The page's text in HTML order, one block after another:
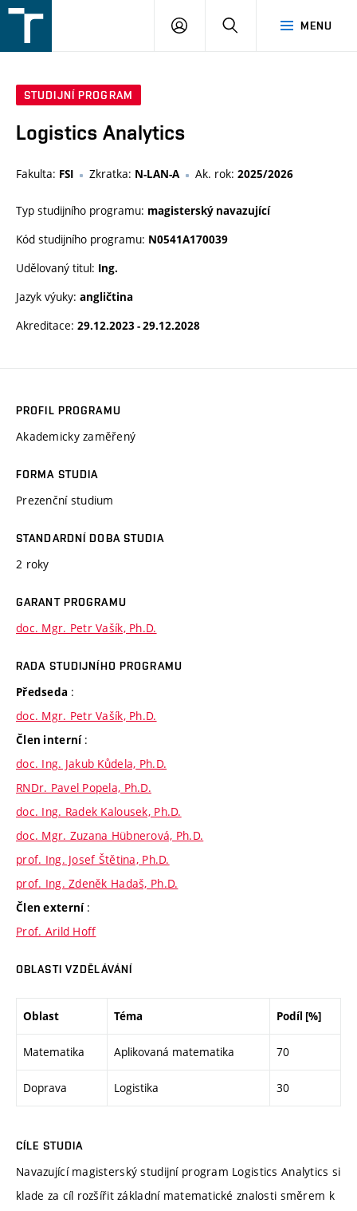
v
MENU
PŘIHLÁŠENÍ
STUDIJNÍ PROGRAM
Logistics Analytics
Fakulta: FSI Zkratka: N-LAN-A Ak. rok: 2025/2026
Typ studijního programu: magisterský navazující
Kód studijního programu: N0541A170039
Udělovaný titul: Ing.
Jazyk výuky: angličtina
Akreditace: 29.12.2023 - 29.12.2028
PROFIL PROGRAMU
Akademicky zaměřený
FORMA STUDIA
Prezenční studium
STANDARDNÍ DOBA STUDIA
2 roky
GARANT PROGRAMU
doc. Mgr. Petr Vašík, Ph.D.
RADA STUDIJNÍHO PROGRAMU
Předseda :
doc. Mgr. Petr Vašík, Ph.D.
Člen interní :
doc. Ing. Jakub Kůdela, Ph.D.
RNDr. Pavel Popela, Ph.D.
doc. Ing. Radek Kalousek, Ph.D.
doc. Mgr. Zuzana Hübnerová, Ph.D.
prof. Ing. Josef Štětina, Ph.D.
prof. Ing. Zdeněk Hadaš, Ph.D.
Člen externí :
Prof. Arild Hoff
OBLASTI VZDĚLÁVÁNÍ
Oblast Téma Podíl [%]
Matematika Aplikovaná matematika 70
Doprava Logistika 30
CÍLE STUDIA
Navazující magisterský studijní program Logistics Analytics si
klade za cíl rozšířit základní matematické znalosti směrem k